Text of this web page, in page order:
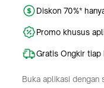
Diskon 70%*
Promo khusus
Gratis Ongkir tiap
Buka aplikasi